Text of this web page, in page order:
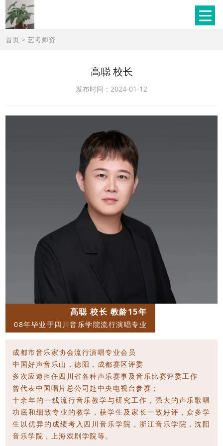
首页 >艺考师资
高聪 校长
发布时间：2024-01-12
高聪 校长 教龄15年
08年毕业于四川音乐学院流行演唱专业
成都市音乐家协会流行演唱专业会员
中国好声音乐山，德阳，成都赛区评委
多次应邀担任四川省各种声乐赛事及音乐比赛评委工作
曾代表中国唱片总公司赴中央电视台参赛；
十余年的一线流行音乐教学与研究工作，强大的声乐歌唱
功底和细致专业的教学，获学生及家长一致好评，众多学
生以优异的成绩考入四川音乐学院，浙江音乐学院，沈阳
音乐学院，上海戏剧学院等。